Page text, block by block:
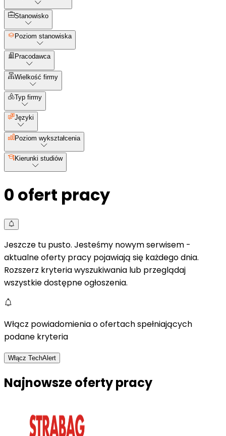
Stanowisko
Poziom stanowiska
Pracodawca
Wielkość firmy
Typ firmy
Języki
Poziom wykształcenia
Kierunki studiów
0 ofert pracy
Jeszcze tu pusto. Jesteśmy nowym serwisem -
aktualne oferty pracy pojawiają się każdego dnia.
Rozszerz kryteria wyszukiwania lub przeglądaj
wszystkie dostępne ogłoszenia.
Włącz powiadomienia o ofertach spełniających
podane kryteria
Włącz TechAlert
Najnowsze oferty pracy